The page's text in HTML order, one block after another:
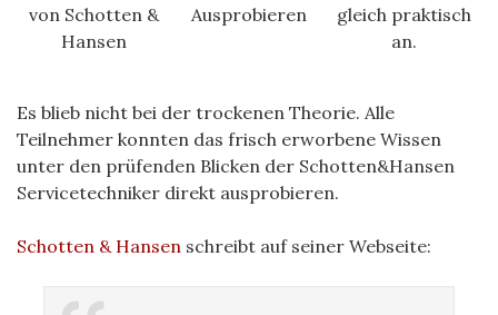
von Schotten &
Hansen
Ausprobieren
gleich praktisch
an.
Es blieb nicht bei der trockenen Theorie. Alle
Teilnehmer konnten das frisch erworbene Wissen
unter den prüfenden Blicken der Schotten&Hansen
Servicetechniker direkt ausprobieren.
Schotten & Hansen schreibt auf seiner Webseite: